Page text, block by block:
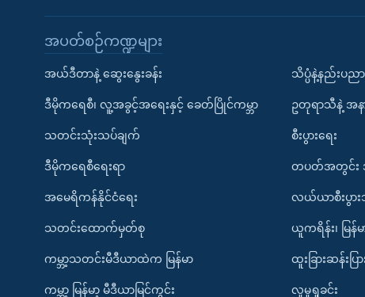
အပတ်စဉ်ကဏ္ဍများ
အယ်ဒီတာနဲ့ ဆွေးနွေးခန်း
ဒီမိုကရေစီ၊ လူ့အခွင့်အရေးနှင့် ခေတ်ပြိုင်ကမ္ဘာ
သတင်းသုံးသပ်ချက်
ဒီမိုကရေစီရေးရာ
အမေရိကန်နိုင်ငံရေး
သတင်းထောက်မှတ်စု
ကမ္ဘာ့သတင်းမီဒီယာထဲက မြန်မာ
ကမ္ဘာ့ မြန်မာ့ မီဒီယာမြင်ကွင်း
သိပ္ပံနဲ့နည်းပညာ
ဥတုရာသီနဲ့ အန
စီးပွားရေး
တပတ်အတွင်း အ
လယ်ယာစီးပွား
ယူကရိန်း၊ မြန်
ထူးခြားဆန်းပြ
လူမှုရှုခင်း